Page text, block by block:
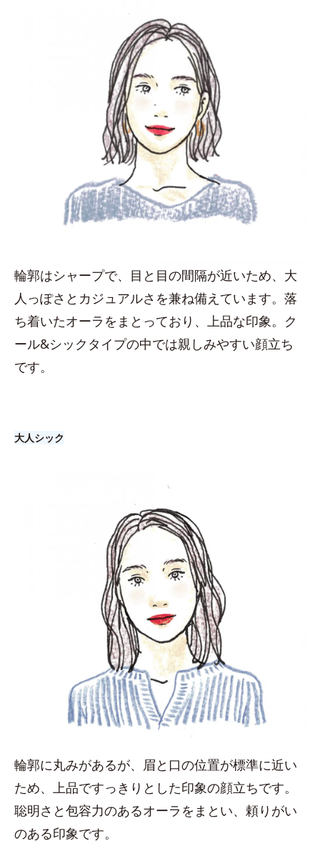
輪郭はシャープで、目と目の間隔が近いため、大
人っぽさとカジュアルさを兼ね備えています。落
ち着いたオーラをまとっており、上品な印象。ク
ール&シックタイプの中では親しみやすい顔立ち
です。
大人シック
輪郭に丸みがあるが、眉と口の位置が標準に近い
ため、上品ですっきりとした印象の顔立ちです。
聡明さと包容力のあるオーラをまとい、頼りがい
のある印象です。